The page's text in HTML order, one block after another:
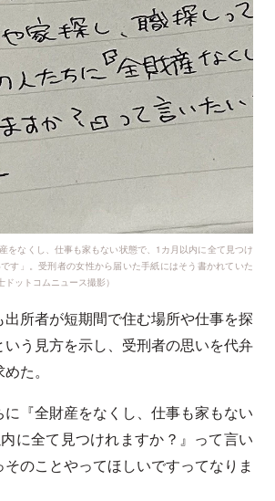
をなくし、仕事も家もない状態で、1カ月以内に全て見つけ
す」。受刑者の女性から届いた手紙にはそう書かれていた
ットコムニュース撮影）
出所者が短期間で住む場所や仕事を探
う見方を示し、受刑者の思いを代弁
た。
に『全財産をなくし、仕事も家もない
に全て見つけれますか？』って言い
のことやってほしいですってなりま